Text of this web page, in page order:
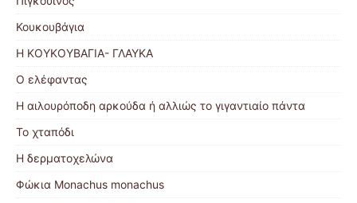
Κουκουβάγια
Η ΚΟΥΚΟΥΒΑΓΙΑ- ΓΛΑΥΚΑ
Ο ελέφαντας
Η αιλουρόποδη αρκούδα ή αλλιώς το γιγαντιαίο πάντα
Το χταπόδι
Η δερματοχελώνα
Φώκια Monachus monachus